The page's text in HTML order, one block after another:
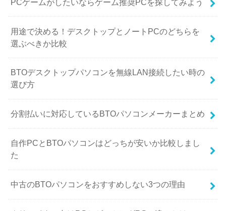
用途で決める！デスクトップとノートPCのどちらを
選ぶべきか比較
BTOデスクトップパソコンを無線LAN接続したい時の
選び方
分割払いに対応しているBTOパソコンメーカーまとめ
自作PCとBTOパソコンはどっちが安いか比較しまし
た
中古のBTOパソコンをおすすめしない3つの理由